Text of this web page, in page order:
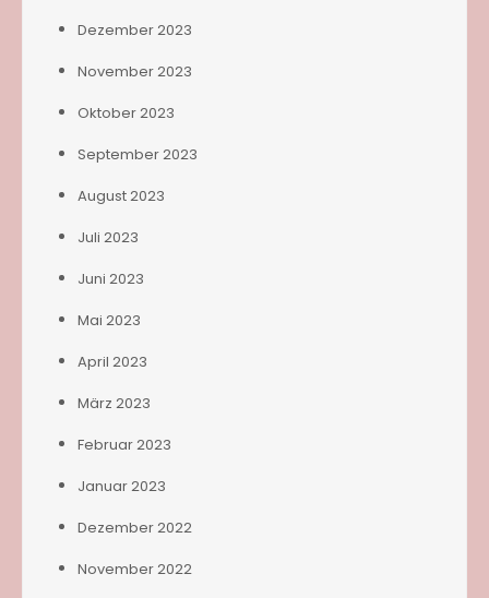
Dezember 2023
November 2023
Oktober 2023
September 2023
August 2023
Juli 2023
Juni 2023
Mai 2023
April 2023
März 2023
Februar 2023
Januar 2023
Dezember 2022
November 2022